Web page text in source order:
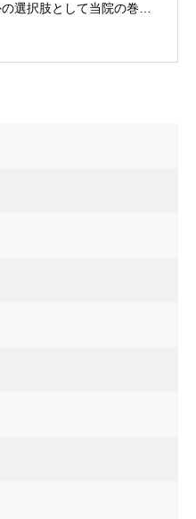
の選択肢として当院の巻…